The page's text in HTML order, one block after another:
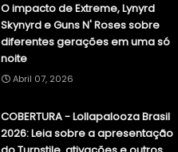
O impacto de Extreme, Lynyrd
Skynyrd e Guns N' Roses sobre
diferentes gerações em uma só
noite
Abril 07, 2026
COBERTURA - Lollapalooza Brasil
2026: Leia sobre a apresentação